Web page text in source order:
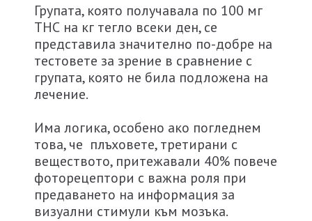
Групата, която получавала по 100 мг
ТНС на кг тегло всеки ден, се
представила значително по-добре на
тестовете за зрение в сравнение с
групата, която не била подложена на
лечение.
Има логика, особено ако погледнем
това, че плъховете, третирани с
веществото, притежавали 40% повече
фоторецептори с важна роля при
предаването на информация за
визуални стимули към мозъка.